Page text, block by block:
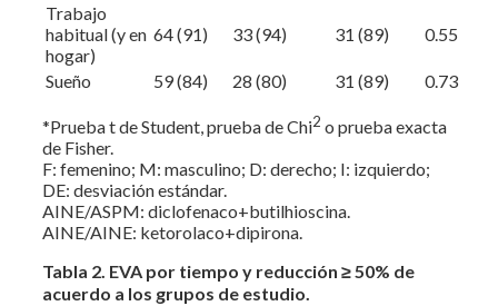
Trabajo
habitual (y en
hogar)
64 (91) 33 (94) 31 (89) 0.55
Sueño 59 (84) 28 (80) 31 (89) 0.73
*Prueba t de Student, prueba de Chi2 o prueba exacta
de Fisher.
F: femenino; M: masculino; D: derecho; I: izquierdo;
DE: desviación estándar.
AINE/ASPM: diclofenaco+butilhioscina.
AINE/AINE: ketorolaco+dipirona.
Tabla 2. EVA por tiempo y reducción ≥ 50% de
acuerdo a los grupos de estudio.